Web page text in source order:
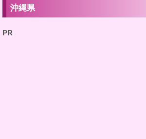
沖縄県
PR